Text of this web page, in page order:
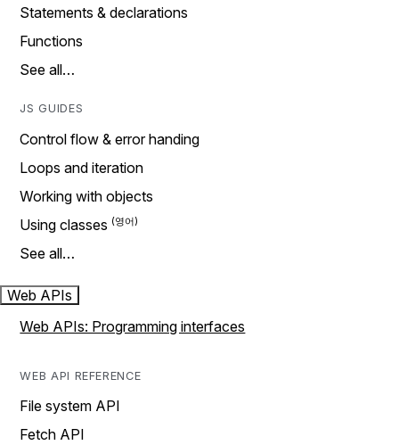
Statements & declarations
Functions
See all…
JS GUIDES
Control flow & error handing
Loops and iteration
Working with objects
Using classes
See all…
Web APIs
Web APIs: Programming interfaces
WEB API REFERENCE
File system API
Fetch API